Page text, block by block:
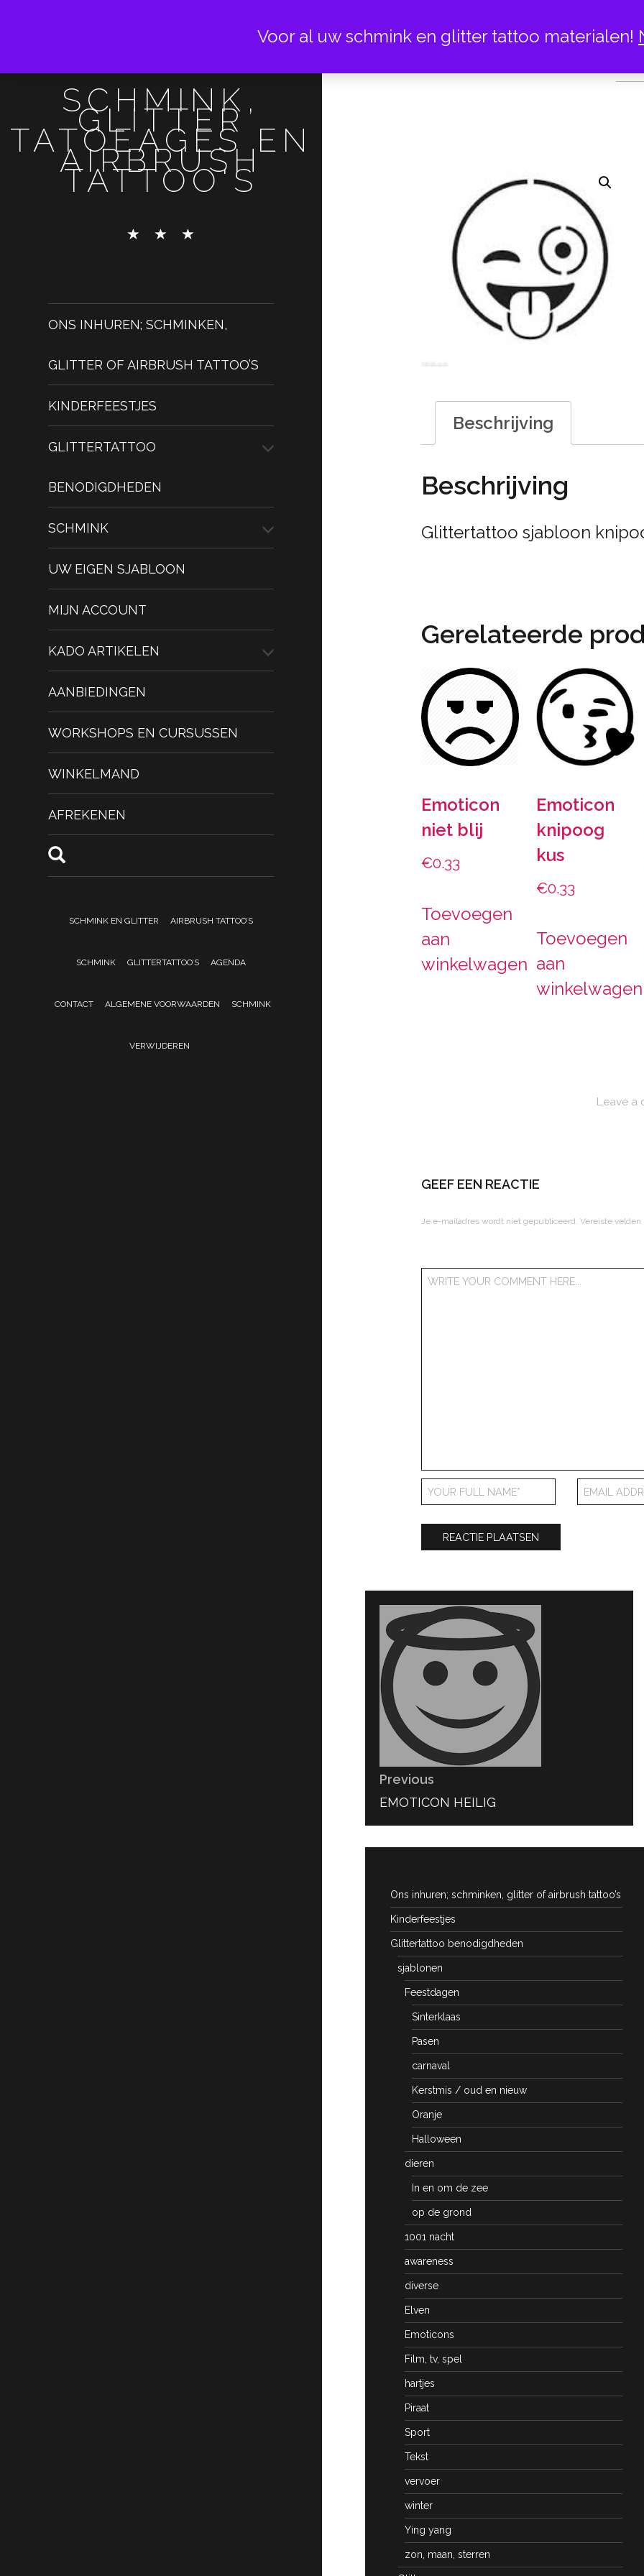
SCHMINK,
GLITTER
TATOEAGES EN
AIRBRUSH
TATTOO'S
ONS INHUREN; SCHMINKEN,
GLITTER OF AIRBRUSH TATTOO’S
KINDERFEESTJES
GLITTERTATTOO
BENODIGDHEDEN
SCHMINK
UW EIGEN SJABLOON
MIJN ACCOUNT
KADO ARTIKELEN
AANBIEDINGEN
WORKSHOPS EN CURSUSSEN
WINKELMAND
AFREKENEN
SCHMINK EN GLITTER AIRBRUSH TATTOO’S
SCHMINK GLITTERTATTOO’S AGENDA
CONTACT ALGEMENE VOORWAARDEN SCHMINK
VERWIJDEREN
EMOTICON
Beschrijving
Beschrijving
Glittertattoo sjabloon
Gerelateerde
Emoticon
niet blij
€0.33
Toevoegen
aan
winkelwagen
Emoticon
knipoog
kus
€0.33
Toevoegen
aan
winkelwagen
Leave a
GEEF EEN REACTIE
Je e-mailadres wordt niet gepubliceerd. Vereiste
Bericht
navigatie
Previous
PREVIOUS
EMOTICON HEILIG
Ons inhuren; schminken, glitter of airbrush tattoo’s
Kinderfeestjes
Glittertattoo benodigdheden
sjablonen
Feestdagen
Sinterklaas
Pasen
carnaval
Kerstmis / oud en nieuw
Oranje
Halloween
dieren
In en om de zee
op de grond
1001 nacht
awareness
diverse
Elven
Emoticons
Film, tv, spel
hartjes
Piraat
Sport
Tekst
vervoer
winter
Ying yang
zon, maan, sterren
Voor al uw schmink en glitter tattoo materialen!